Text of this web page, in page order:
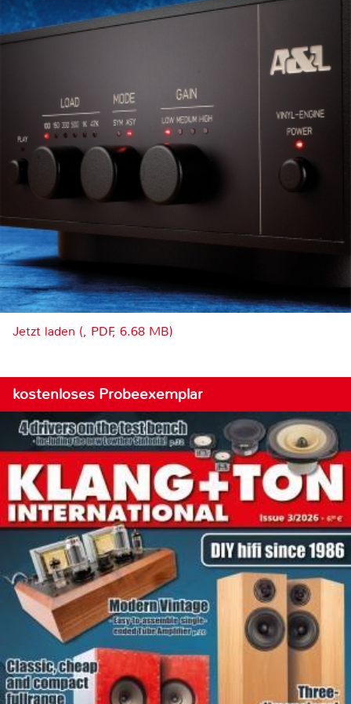
Jetzt laden (, PDF, 6.68 MB)
kostenloses Probeexemplar